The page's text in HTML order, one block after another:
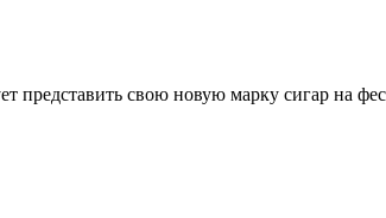
свою новую марку сигар на